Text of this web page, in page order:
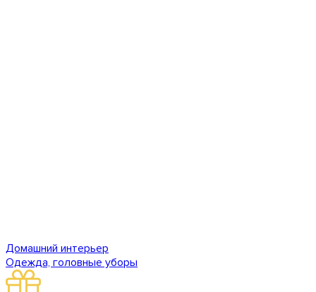
Домашний интерьер
Одежда, головные уборы